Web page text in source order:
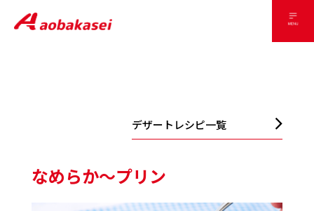
デザートレシピ一覧
なめらか～プリン